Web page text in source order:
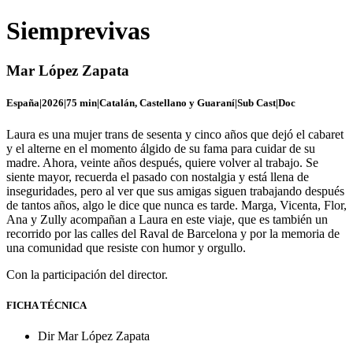
Siemprevivas
Mar López Zapata
España|2026|75 min|Catalán, Castellano y Guaraní|Sub Cast|Doc
Laura es una mujer trans de sesenta y cinco años que dejó el cabaret
y el alterne en el momento álgido de su fama para cuidar de su
madre. Ahora, veinte años después, quiere volver al trabajo. Se
siente mayor, recuerda el pasado con nostalgia y está llena de
inseguridades, pero al ver que sus amigas siguen trabajando después
de tantos años, algo le dice que nunca es tarde. Marga, Vicenta, Flor,
Ana y Zully acompañan a Laura en este viaje, que es también un
recorrido por las calles del Raval de Barcelona y por la memoria de
una comunidad que resiste con humor y orgullo.
Con la participación del director.
FICHA TÉCNICA
DirMar López Zapata